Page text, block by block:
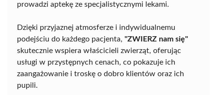
prowadzi aptekę ze specjalistycznymi lekami.
Dzięki przyjaznej atmosferze i indywidualnemu
podejściu do każdego pacjenta, "ZWIERZ nam się"
skutecznie wspiera właścicieli zwierząt, oferując
usługi w przystępnych cenach, co pokazuje ich
zaangażowanie i troskę o dobro klientów oraz ich
pupili.